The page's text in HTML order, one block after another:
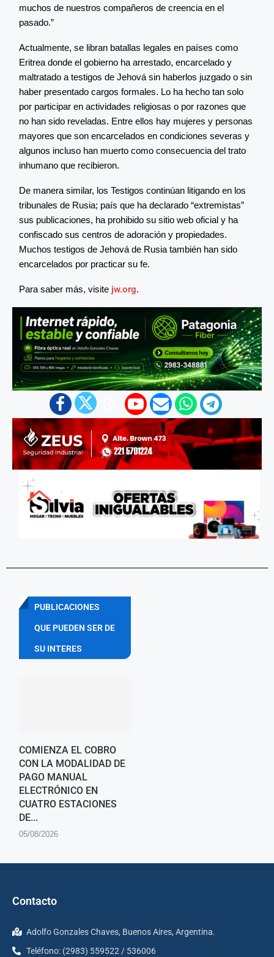
muchos de nuestros compañeros de creencia en el
pasado.”
Actualmente, se libran batallas legales en países como
Eritrea donde el gobierno ha arrestado, encarcelado y
maltratado a testigos de Jehová sin haberlos juzgado o sin
haber presentado cargos formales. Lo ha hecho tan solo
por participar en actividades religiosas o por razones que
no han sido reveladas. Entre ellos hay mujeres y personas
mayores que son encarcelados en condiciones severas y
algunos incluso han muerto como consecuencia del trato
inhumano que recibieron.
De manera similar, los Testigos continúan litigando en los
tribunales de Rusia; país que ha declarado “extremistas”
sus publicaciones, ha prohibido su sitio web oficial y ha
confiscado sus centros de adoración y propiedades.
Muchos testigos de Jehová de Rusia también han sido
encarcelados por practicar su fe.
Para saber más, visite jw.org.
PUBLICACIONES
QUE PUEDEN SER DE
SU INTERES
COMIENZA EL COBRO
CON LA MODALIDAD DE
PAGO MANUAL
ELECTRÓNICO EN
CUATRO ESTACIONES
DE...
05/08/2026
Contacto
Adolfo Gonzales Chaves, Buenos Aires, Argentina.
Teléfono: (2983) 559522 / 536006